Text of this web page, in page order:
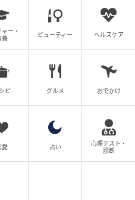
で日中の疲れを綺麗に洗
の上質で優しい天然の甘
な酸味が全体をキリッと
も一般的なワインに比べ
強くないという人にとっ
が特徴だ。先ほど紹介し
レラ」の塩気とピリ辛さ
かな甘みが完璧なマリア
ープへと誘われる。
ー・
養
ビューティー ヘルスケア
ピ グルメ おでかけ
愛 占い
心理テスト・
診断